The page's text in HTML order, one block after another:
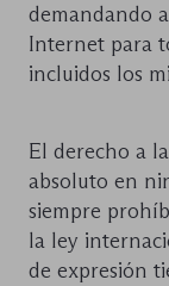
demandando
Internet para
incluidos los
El derecho a
absoluto en
siempre
la ley
de expresión